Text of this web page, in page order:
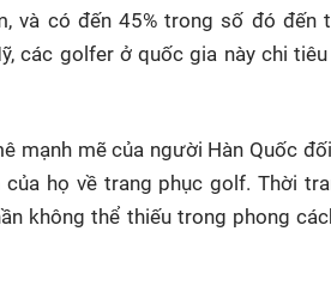
và có đến 45% trong số đó đến
các golfer ở quốc gia này chi
mạnh mẽ của người Hàn Quốc
họ về trang phục golf. Thời
không thể thiếu trong phong